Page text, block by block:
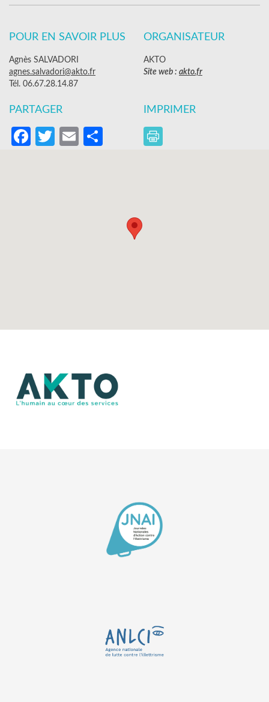
POUR EN SAVOIR PLUS
Agnès SALVADORI
agnes.salvadori@akto.fr
Tél. 06.67.28.14.87
ORGANISATEUR
AKTO
Site web : akto.fr
PARTAGER
Facebook
Twitter
EmailPartager
IMPRIMER